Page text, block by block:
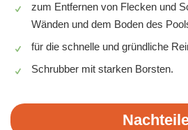
zum Entfernen von Flecken und
Wänden und dem Boden des
für die schnelle und gründliche
Schrubber mit starken Borsten.